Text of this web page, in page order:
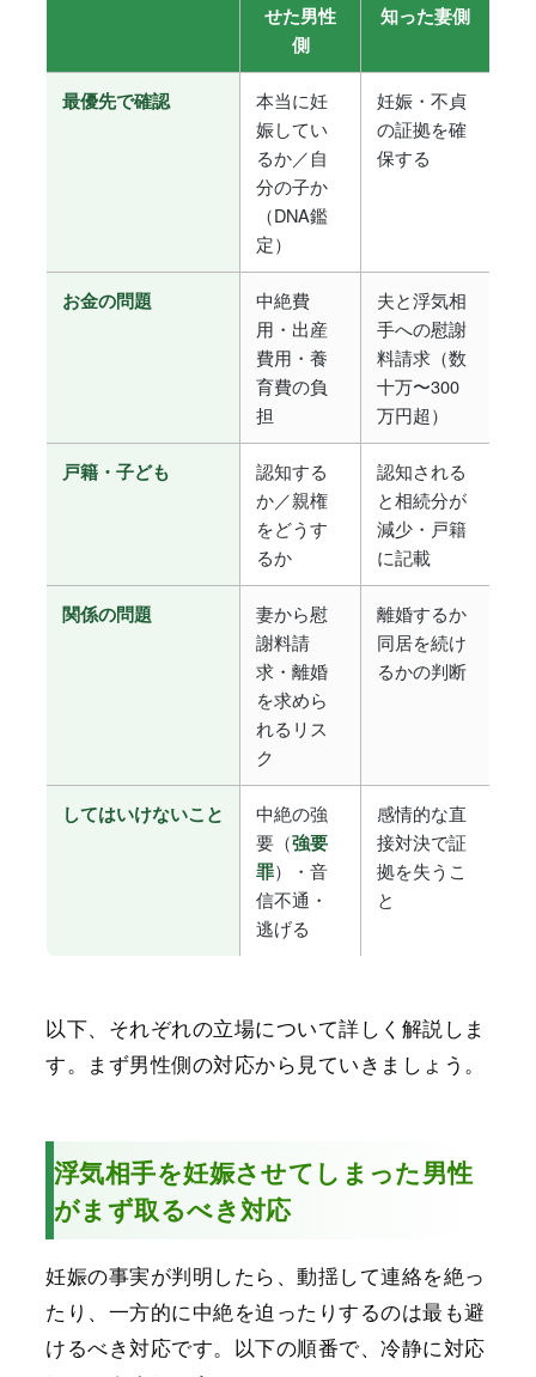
せた男性
側
知った妻側
最優先で確認
本当に妊
娠してい
るか／自
分の子か
（DNA鑑
定）
妊娠・不貞
の証拠を確
保する
お金の問題
中絶費
用・出産
費用・養
育費の負
担
夫と浮気相
手への慰謝
料請求（数
十万〜300
万円超）
戸籍・子ども
認知する
か／親権
をどうす
るか
認知される
と相続分が
減少・戸籍
に記載
関係の問題
妻から慰
謝料請
求・離婚
を求めら
れるリス
ク
離婚するか
同居を続け
るかの判断
してはいけないこと
中絶の強
要（強要
罪）・音
信不通・
逃げる
感情的な直
接対決で証
拠を失うこ
と
以下、それぞれの立場について詳しく解説しま
す。まず男性側の対応から見ていきましょう。
浮気相手を妊娠させてしまった男性
がまず取るべき対応
妊娠の事実が判明したら、動揺して連絡を絶っ
たり、一方的に中絶を迫ったりするのは最も避
けるべき対応です。以下の順番で、冷静に対応